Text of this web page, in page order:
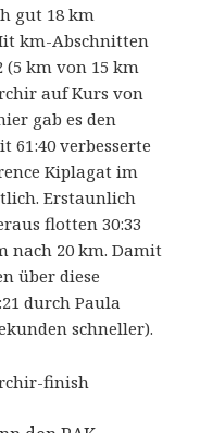
gut 18 km
km-Abschnitten
(5 km von 15 km
auf Kurs von
gab es den
61:40 verbesserte
Kiplagat im
Erstaunlich
flotten 30:33
nach 20 km. Damit
über diese
durch Paula
schneller).